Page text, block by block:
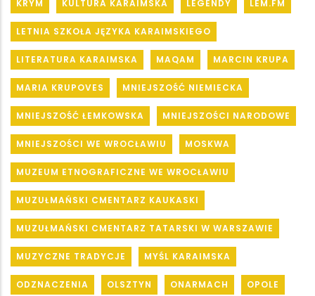
KRYM KULTURA KARAIMSKA LEGENDY LEM.FM
LETNIA SZKOŁA JĘZYKA KARAIMSKIEGO
LITERATURA KARAIMSKA MAQAM MARCIN KRUPA
MARIA KRUPOVES MNIEJSZOŚĆ NIEMIECKA
MNIEJSZOŚĆ ŁEMKOWSKA MNIEJSZOŚCI NARODOWE
MNIEJSZOŚCI WE WROCŁAWIU MOSKWA
MUZEUM ETNOGRAFICZNE WE WROCŁAWIU
MUZUŁMAŃSKI CMENTARZ KAUKASKI
MUZUŁMAŃSKI CMENTARZ TATARSKI W WARSZAWIE
MUZYCZNE TRADYCJE MYŚL KARAIMSKA
ODZNACZENIA OLSZTYN ONARMACH OPOLE